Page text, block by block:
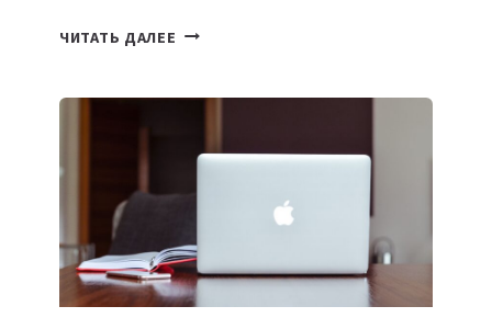
ЧИТАТЬ ДАЛЕЕ
ПОМОГАЮТ
СОЗДАВАТЬ
БЕЗ
СЛОЖНОГО
КОДА